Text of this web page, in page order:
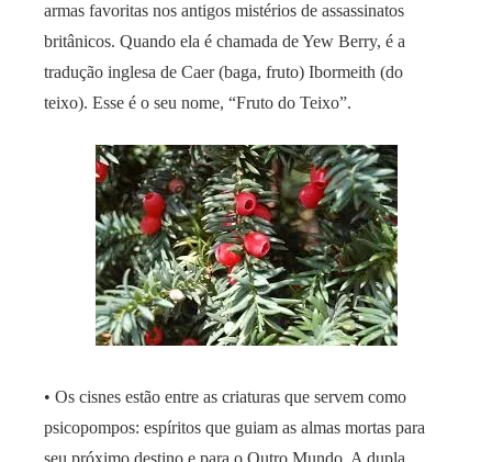
armas favoritas nos antigos mistérios de assassinatos
britânicos. Quando ela é chamada de Yew Berry, é a
tradução inglesa de Caer (baga, fruto) Ibormeith (do
teixo). Esse é o seu nome, “Fruto do Teixo”.
• Os cisnes estão entre as criaturas que servem como
psicopompos: espíritos que guiam as almas mortas para